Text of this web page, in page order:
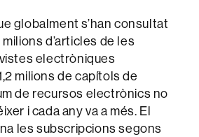
globalment s’han consultat
d’articles de les
electròniques
milions de capítols de
de recursos electrònics no
i cada any va a més. El
les subscripcions segons